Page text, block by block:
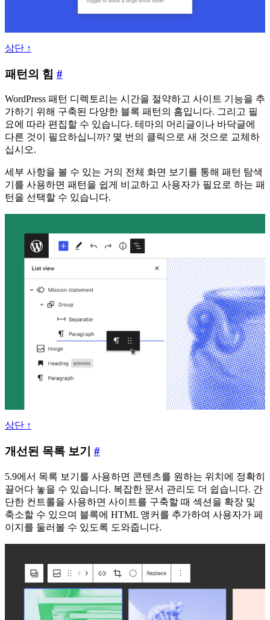
상단 ↑
패턴의 힘 #패
의
힘
WordPress 패턴 디렉토리는 시간을 절약하고 사이트 기능을 추
가하기 위해 구축된 다양한 블록 패턴의 홈입니다. 그리고 필
요에 따라 편집할 수 있습니다. 테마의 머리글이나 바닥글에
다른 것이 필요하십니까? 몇 번의 클릭으로 새 것으로 교체하
십시오.
세부 사항을 볼 수 있는 거의 전체 화면 보기를 통해 패턴 탐색
기를 사용하면 패턴을 쉽게 비교하고 사용자가 필요로 하는 패
턴을 선택할 수 있습니다.
상단 ↑
개선된 목록 보기 #개
된
목
록
보
기
5.9에서 목록 보기를 사용하면 콘텐츠를 원하는 위치에 정확히
끌어다 놓을 수 있습니다. 복잡한 문서 관리도 더 쉽습니다. 간
단한 컨트롤을 사용하면 사이트를 구축할 때 섹션을 확장 및
축소할 수 있으며 블록에 HTML 앵커를 추가하여 사용자가 페
이지를 둘러볼 수 있도록 도와줍니다.